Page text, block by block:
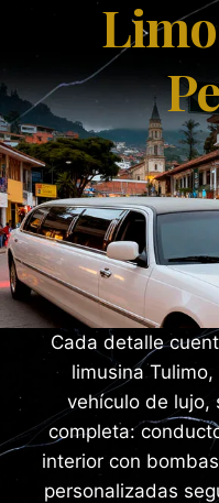
Cada detalle
limusina
vehículo de lujo,
completa:
interior con
personalizadas